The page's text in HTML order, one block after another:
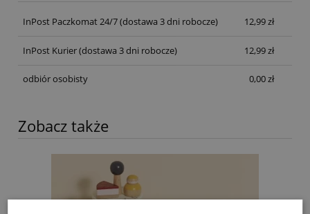
InPost Paczkomat 24/7(dostawa 3 dni robocze) 12,99 zł
InPost Kurier(dostawa 3 dni robocze) 12,99 zł
odbiór osobisty 0,00 zł
Zobacz także